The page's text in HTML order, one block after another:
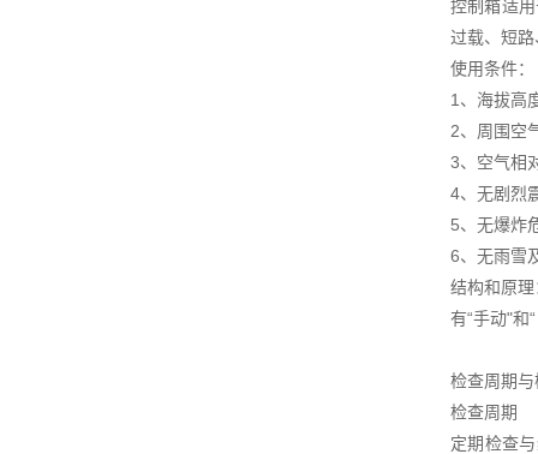
控制箱适
过载、短
使用条件：
1、海拔高
2、周围空
3、空气相
4、无剧烈
5、无爆炸
6、无雨雪
结构和原
有“手动"和
检查周期
检查周期
定期检查